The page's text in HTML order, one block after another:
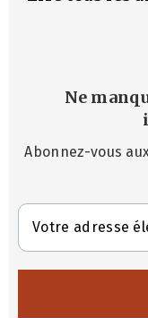
Ne
Abonnez-vous